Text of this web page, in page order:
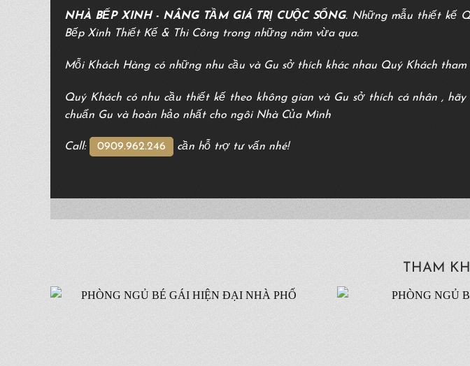
NHÀ BẾP XINH - NÂNG TẦM GIÁ TRỊ CUỘC SỐNG. Những mẫu thiết kế
Bếp Xinh Thiết Kế & Thi Công trong những năm vừa qua.
Mỗi Khách Hàng có những nhu cầu và Gu sở thích khác nhau Quý Khách
Quý Khách có nhu cầu thiết kế theo không gian và Gu sở thích cá nhân ,
chuẩn Gu và hoàn hảo nhất cho ngôi Nhà Của Mình
Call: 0909.962.246 cần hỗ trợ tư vấn nhé!
THAM